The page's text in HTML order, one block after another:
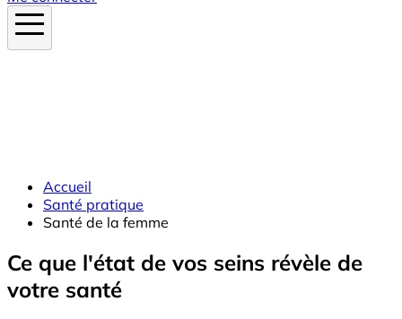
Accueil
Santé pratique
Santé de la femme
Ce que l'état de vos seins révèle de
votre santé